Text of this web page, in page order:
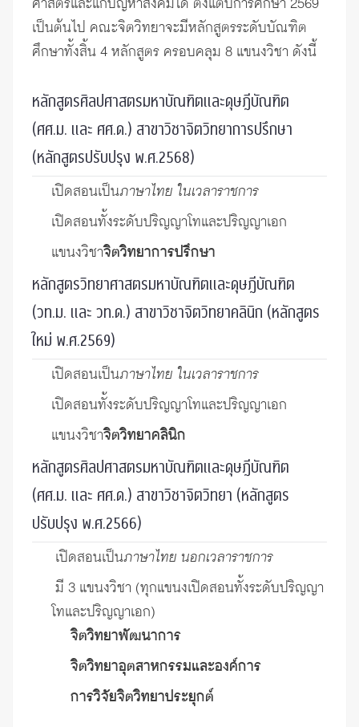
เป็นต้นไป คณะจิตวิทยาจะมีหลักสูตรระดับบัณฑิต
ศึกษาทั้งสิ้น 4 หลักสูตร ครอบคลุม 8 แขนงวิชา ดังนี้
หลักสูตรศิลปศาสตรมหาบัณฑิตและดุษฎีบัณฑิต
(ศศ.ม. และ ศศ.ด.) สาขาวิชาจิตวิทยาการปรึกษา
(หลักสูตรปรับปรุง พ.ศ.2568)
เปิดสอนเป็นภาษาไทย ในเวลาราชการ
เปิดสอนทั้งระดับปริญญาโทและปริญญาเอก
แขนงวิชาจิตวิทยาการปรึกษา
หลักสูตรวิทยาศาสตรมหาบัณฑิตและดุษฎีบัณฑิต
(วท.ม. และ วท.ด.) สาขาวิชาจิตวิทยาคลินิก (หลักสูตร
ใหม่ พ.ศ.2569)
เปิดสอนเป็นภาษาไทย ในเวลาราชการ
เปิดสอนทั้งระดับปริญญาโทและปริญญาเอก
แขนงวิชาจิตวิทยาคลินิก
หลักสูตรศิลปศาสตรมหาบัณฑิตและดุษฎีบัณฑิต
(ศศ.ม. และ ศศ.ด.) สาขาวิชาจิตวิทยา (หลักสูตร
ปรับปรุง พ.ศ.2566)
เปิดสอนเป็นภาษาไทย นอกเวลาราชการ
มี 3 แขนงวิชา (ทุกแขนงเปิดสอนทั้งระดับปริญญา
โทและปริญญาเอก)
จิตวิทยาพัฒนาการ
จิตวิทยาอุตสาหกรรมและองค์การ
การวิจัยจิตวิทยาประยุกต์